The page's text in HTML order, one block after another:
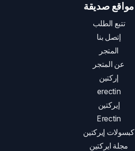
مواقع صديقة
تتبع الطلب
إتصل بنا
المتجر
عن المتجر
إركتين
erectin
إيركتين
Erectin
كبسولات إيركتين
مجلة ايركتين